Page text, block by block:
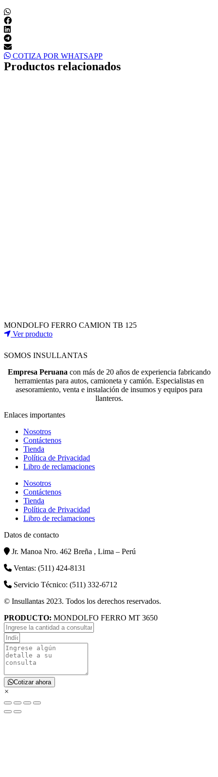
COTIZA POR WHATSAPP
Productos relacionados
MONDOLFO FERRO CAMION TB 125
Ver producto
SOMOS INSULLANTAS
Empresa Peruana con más de 20 años de experiencia fabricando
herramientas para autos, camioneta y camión. Especialistas en
asesoramiento, venta e instalación de insumos y equipos para
llanteros.
Enlaces importantes
Nosotros
Contáctenos
Tienda
Política de Privacidad
Libro de reclamaciones
Nosotros
Contáctenos
Tienda
Política de Privacidad
Libro de reclamaciones
Datos de contacto
Jr. Manoa Nro. 462 Breña , Lima – Perú
Ventas: (511) 424-8131
Servicio Técnico: (511) 332-6712
© Insullantas 2023. Todos los derechos reservados.
PRODUCTO: MONDOLFO FERRO MT 3650
Cotizar ahora
×